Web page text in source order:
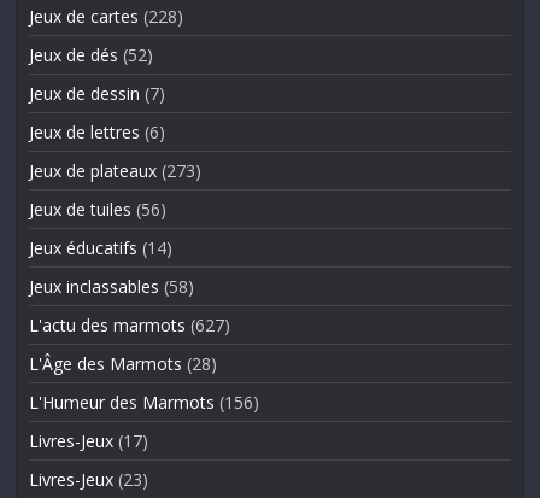
Jeux de cartes (228)
Jeux de dés (52)
Jeux de dessin (7)
Jeux de lettres (6)
Jeux de plateaux (273)
Jeux de tuiles (56)
Jeux éducatifs (14)
Jeux inclassables (58)
L'actu des marmots (627)
L'Âge des Marmots (28)
L'Humeur des Marmots (156)
Livres-Jeux (17)
Livres-Jeux (23)